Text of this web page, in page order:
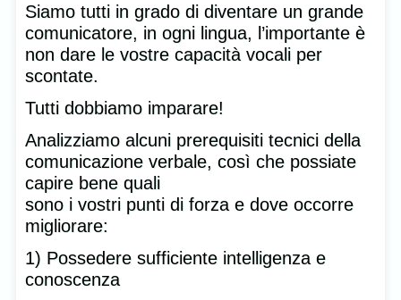
Siamo tutti in grado di diventare un grande
comunicatore, in ogni lingua, l’importante è
non dare le vostre capacità vocali per
scontate.
Tutti dobbiamo imparare!
Analizziamo alcuni prerequisiti tecnici della
comunicazione verbale, così che possiate
capire bene quali
sono i vostri punti di forza e dove occorre
migliorare:
1) Possedere sufficiente intelligenza e
conoscenza